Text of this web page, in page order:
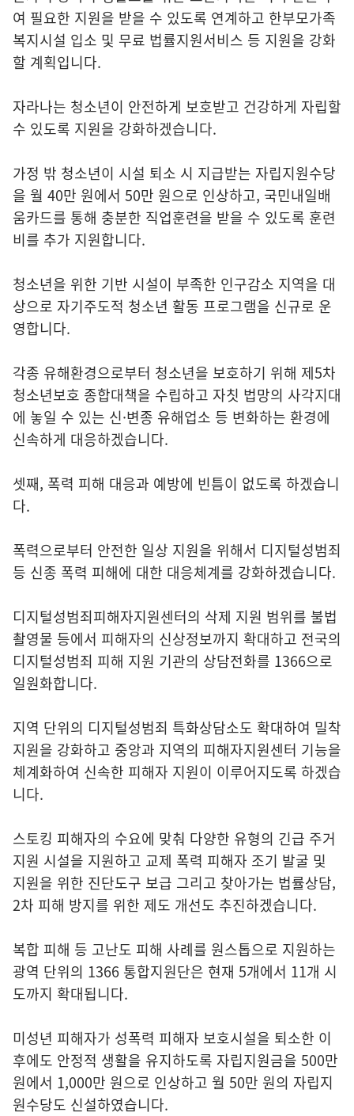
여 필요한 지원을 받을 수 있도록 연계하고 한부모가족
복지시설 입소 및 무료 법률지원서비스 등 지원을 강화
할 계획입니다.
자라나는 청소년이 안전하게 보호받고 건강하게 자립할
수 있도록 지원을 강화하겠습니다.
가정 밖 청소년이 시설 퇴소 시 지급받는 자립지원수당
을 월 40만 원에서 50만 원으로 인상하고, 국민내일배
움카드를 통해 충분한 직업훈련을 받을 수 있도록 훈련
비를 추가 지원합니다.
청소년을 위한 기반 시설이 부족한 인구감소 지역을 대
상으로 자기주도적 청소년 활동 프로그램을 신규로 운
영합니다.
각종 유해환경으로부터 청소년을 보호하기 위해 제5차
청소년보호 종합대책을 수립하고 자칫 법망의 사각지대
에 놓일 수 있는 신·변종 유해업소 등 변화하는 환경에
신속하게 대응하겠습니다.
셋째, 폭력 피해 대응과 예방에 빈틈이 없도록 하겠습니
다.
폭력으로부터 안전한 일상 지원을 위해서 디지털성범죄
등 신종 폭력 피해에 대한 대응체계를 강화하겠습니다.
디지털성범죄피해자지원센터의 삭제 지원 범위를 불법
촬영물 등에서 피해자의 신상정보까지 확대하고 전국의
디지털성범죄 피해 지원 기관의 상담전화를 1366으로
일원화합니다.
지역 단위의 디지털성범죄 특화상담소도 확대하여 밀착
지원을 강화하고 중앙과 지역의 피해자지원센터 기능을
체계화하여 신속한 피해자 지원이 이루어지도록 하겠습
니다.
스토킹 피해자의 수요에 맞춰 다양한 유형의 긴급 주거
지원 시설을 지원하고 교제 폭력 피해자 조기 발굴 및
지원을 위한 진단도구 보급 그리고 찾아가는 법률상담,
2차 피해 방지를 위한 제도 개선도 추진하겠습니다.
복합 피해 등 고난도 피해 사례를 원스톱으로 지원하는
광역 단위의 1366 통합지원단은 현재 5개에서 11개 시
도까지 확대됩니다.
미성년 피해자가 성폭력 피해자 보호시설을 퇴소한 이
후에도 안정적 생활을 유지하도록 자립지원금을 500만
원에서 1,000만 원으로 인상하고 월 50만 원의 자립지
원수당도 신설하였습니다.